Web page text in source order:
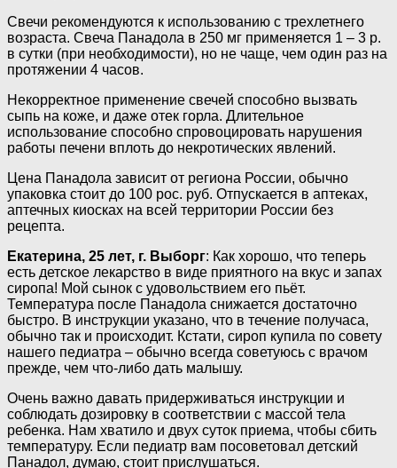
Свечи рекомендуются к использованию с трехлетнего
возраста. Свеча Панадола в 250 мг применяется 1 – 3 р.
в сутки (при необходимости), но не чаще, чем один раз на
протяжении 4 часов.
Некорректное применение свечей способно вызвать
сыпь на коже, и даже отек горла. Длительное
использование способно спровоцировать нарушения
работы печени вплоть до некротических явлений.
Цена Панадола зависит от региона России, обычно
упаковка стоит до 100 рос. руб. Отпускается в аптеках,
аптечных киосках на всей территории России без
рецепта.
Екатерина, 25 лет, г. Выборг: Как хорошо, что теперь
есть детское лекарство в виде приятного на вкус и запах
сиропа! Мой сынок с удовольствием его пьёт.
Температура после Панадола снижается достаточно
быстро. В инструкции указано, что в течение получаса,
обычно так и происходит. Кстати, сироп купила по совету
нашего педиатра – обычно всегда советуюсь с врачом
прежде, чем что-либо дать малышу.
Очень важно давать придерживаться инструкции и
соблюдать дозировку в соответствии с массой тела
ребенка. Нам хватило и двух суток приема, чтобы сбить
температуру. Если педиатр вам посоветовал детский
Панадол, думаю, стоит прислушаться.